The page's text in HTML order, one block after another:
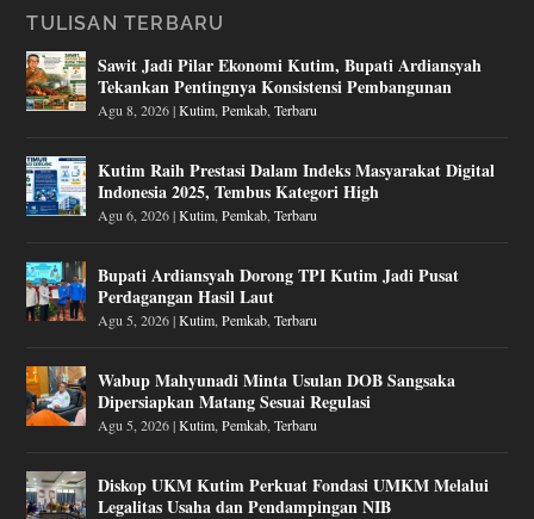
TULISAN TERBARU
Sawit Jadi Pilar Ekonomi Kutim, Bupati Ardiansyah
Tekankan Pentingnya Konsistensi Pembangunan
Agu 8, 2026|Kutim ,Pemkab ,Terbaru
Kutim Raih Prestasi Dalam Indeks Masyarakat Digital
Indonesia 2025, Tembus Kategori High
Agu 6, 2026|Kutim ,Pemkab ,Terbaru
Bupati Ardiansyah Dorong TPI Kutim Jadi Pusat
Perdagangan Hasil Laut
Agu 5, 2026|Kutim ,Pemkab ,Terbaru
Wabup Mahyunadi Minta Usulan DOB Sangsaka
Dipersiapkan Matang Sesuai Regulasi
Agu 5, 2026|Kutim ,Pemkab ,Terbaru
Diskop UKM Kutim Perkuat Fondasi UMKM Melalui
Legalitas Usaha dan Pendampingan NIB